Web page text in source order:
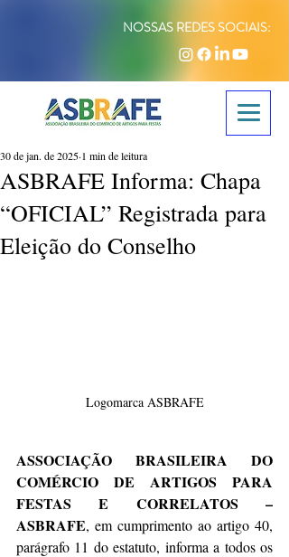
NOSSAS REDES SOCIAIS:
ASBRAFE Informa: Chapa
“OFICIAL” Registrada para
Eleição do Conselho
30 de jan. de 2025 1 min de leitura
Logomarca ASBRAFE
ASSOCIAÇÃO BRASILEIRA DO
COMÉRCIO DE ARTIGOS PARA
FESTAS E CORRELATOS –
ASBRAFE, em cumprimento ao artigo 40,
parágrafo 11 do estatuto, informa a todos os